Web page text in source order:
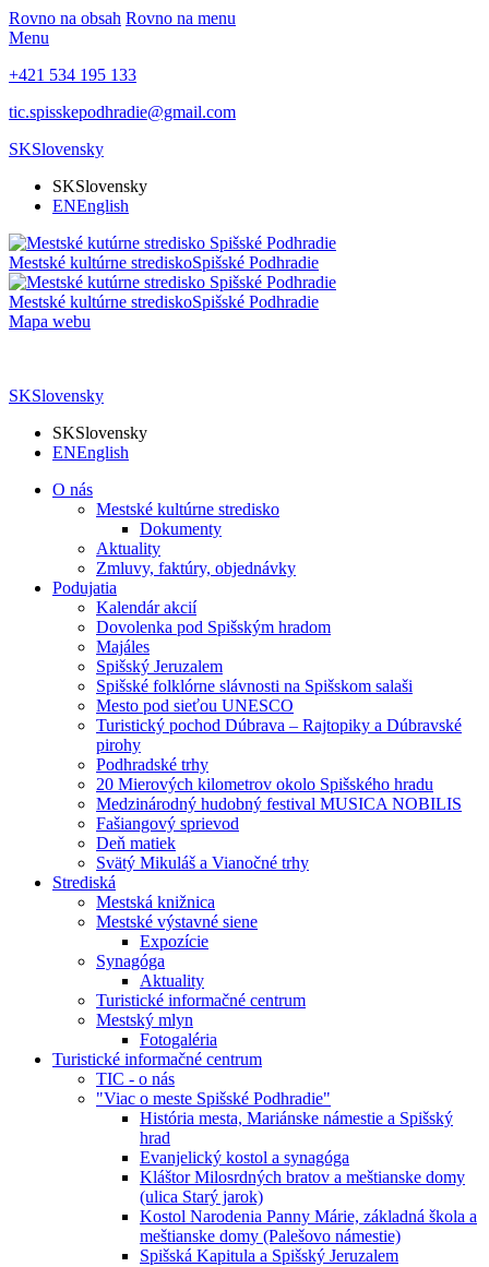
Rovno na obsah Rovno na menu
Menu
+421 534 195 133
tic.spisskepodhradie@gmail.com
SKSlovensky
SKSlovensky
ENEnglish
Mestské kultúrne strediskoSpišské Podhradie
Mestské kultúrne strediskoSpišské Podhradie
Mapa webu
SKSlovensky
SKSlovensky
ENEnglish
O nás
Mestské kultúrne stredisko
Dokumenty
Aktuality
Zmluvy, faktúry, objednávky
Podujatia
Kalendár akcií
Dovolenka pod Spišským hradom
Majáles
Spišský Jeruzalem
Spišské folklórne slávnosti na Spišskom salaši
Mesto pod sieťou UNESCO
Turistický pochod Dúbrava – Rajtopiky a Dúbravské
pirohy
Podhradské trhy
20 Mierových kilometrov okolo Spišského hradu
Medzinárodný hudobný festival MUSICA NOBILIS
Fašiangový sprievod
Deň matiek
Svätý Mikuláš a Vianočné trhy
Strediská
Mestská knižnica
Mestské výstavné siene
Expozície
Synagóga
Aktuality
Turistické informačné centrum
Mestský mlyn
Fotogaléria
Turistické informačné centrum
TIC - o nás
"Viac o meste Spišské Podhradie"
História mesta, Mariánske námestie a Spišský
hrad
Evanjelický kostol a synagóga
Kláštor Milosrdných bratov a meštianske domy
(ulica Starý jarok)
Kostol Narodenia Panny Márie, základná škola a
meštianske domy (Palešovo námestie)
Spišská Kapitula a Spišský Jeruzalem